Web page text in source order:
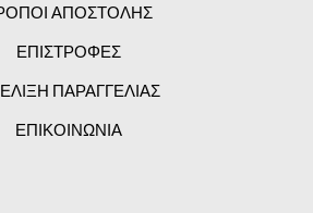
ΑΠΟΣΤΟΛΗΣ
ΕΠΙΣΤΡΟΦΕΣ
ΠΑΡΑΓΓΕΛΙΑΣ
ΕΠΙΚΟΙΝΩΝΙΑ